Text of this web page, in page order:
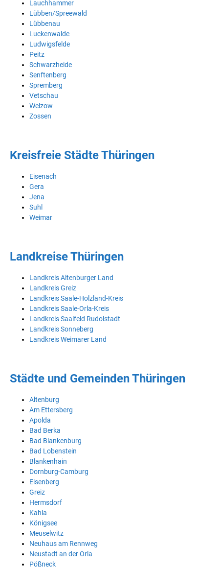
Lauchhammer
Lübben/Spreewald
Lübbenau
Luckenwalde
Ludwigsfelde
Peitz
Schwarzheide
Senftenberg
Spremberg
Vetschau
Welzow
Zossen
Kreisfreie Städte Thüringen
Eisenach
Gera
Jena
Suhl
Weimar
Landkreise Thüringen
Landkreis Altenburger Land
Landkreis Greiz
Landkreis Saale-Holzland-Kreis
Landkreis Saale-Orla-Kreis
Landkreis Saalfeld Rudolstadt
Landkreis Sonneberg
Landkreis Weimarer Land
Städte und Gemeinden Thüringen
Altenburg
Am Ettersberg
Apolda
Bad Berka
Bad Blankenburg
Bad Lobenstein
Blankenhain
Dornburg-Camburg
Eisenberg
Greiz
Hermsdorf
Kahla
Königsee
Meuselwitz
Neuhaus am Rennweg
Neustadt an der Orla
Pößneck